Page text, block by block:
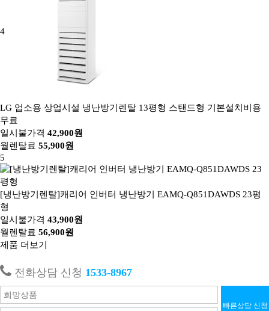
4
LG 업소용 상업시설 냉난방기렌탈 13평형 스탠드형 기본설치비용
무료
일시불가격 42,900원
월렌탈료 55,900원
5
[냉난방기렌탈]캐리어 인버터 냉난방기 EAMQ-Q851DAWDS 23평
형
일시불가격 43,900원
월렌탈료 56,900원
제품 더보기
전화상담 신청 1533-8967
빠른상담 신청